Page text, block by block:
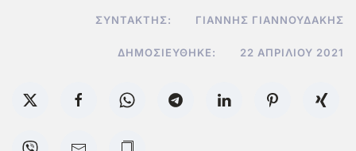
ΣΥΝΤΆΚΤΗΣ: ΓΙΆΝΝΗΣ ΓΙΑΝΝΟΥΔΆΚΗΣ
ΔΗΜΟΣΙΕΎΘΗΚΕ: 22 ΑΠΡΙΛΊΟΥ 2021